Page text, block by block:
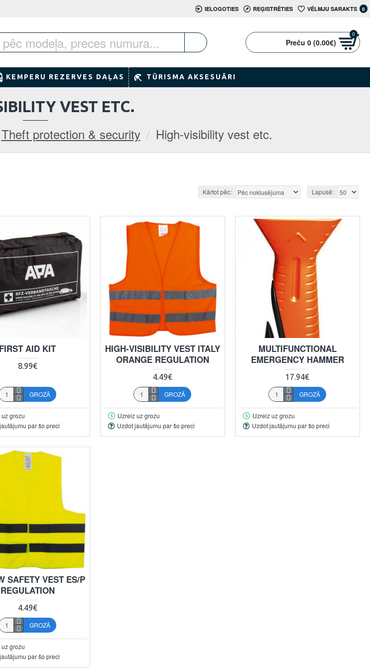
IELOGOTIES REĢISTRĒTIES VĒLMJU SARAKTS 0
Preču 0 (0.00€)
0
KEMPERU REZERVES DAĻAS TŪRISMA AKSESUĀRI
Theft protection & security High-visibility vest etc.
VEST ETC.
Kārtot pēc: Lapusē:
FIRST AID KIT
8.99€
GROZĀ
grozu
par šo preci
HIGH-VISIBILITY VEST ITALY
ORANGE REGULATION
4.49€
GROZĀ
Uzreiz uz grozu
Uzdot jautājumu par šo preci
MULTIFUNCTIONAL
EMERGENCY HAMMER
17.94€
GROZĀ
Uzreiz uz grozu
Uzdot jautājumu par šo preci
SAFETY VEST ES/P
REGULATION
4.49€
GROZĀ
grozu
par šo preci